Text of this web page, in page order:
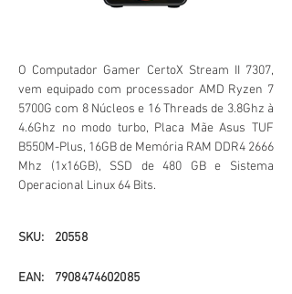
O Computador Gamer CertoX Stream II 7307,
vem equipado com processador AMD Ryzen 7
5700G com 8 Núcleos e 16 Threads de 3.8Ghz à
4.6Ghz no modo turbo, Placa Mãe Asus TUF
B550M-Plus, 16GB de Memória RAM DDR4 2666
Mhz (1x16GB), SSD de 480 GB e Sistema
Operacional Linux 64 Bits.
SKU: 20558
EAN: 7908474602085